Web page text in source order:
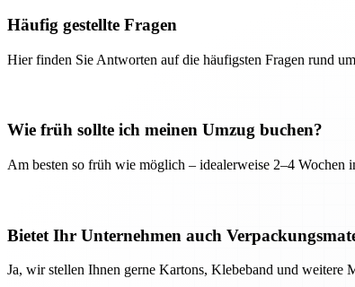
Häufig gestellte Fragen
Hier finden Sie Antworten auf die häufigsten Fragen rund
Wie früh sollte ich meinen Umzug buchen?
Am besten so früh wie möglich – idealerweise 2–4
Bietet Ihr Unternehmen auch
Ja, wir stellen Ihnen gerne Kartons, Klebeband und